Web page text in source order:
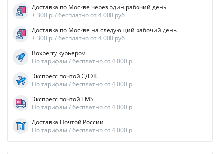
Доставка по Москве через один рабочий день
+ 300 р. / бесплатно от 4 000 руб
Доставка по Москве на следующий рабочий день
+ 300 р. / бесплатно от 4 000 руб
Boxberry курьером
По тарифам / бесплатно от 4 000 р.
Экспресс почтой СДЭК
По тарифам / бесплатно от 4 000 р.
Экспресс почтой EMS
По тарифам / бесплатно от 4 000 р.
Доставка Почтой России
По тарифам / бесплатно от 4 000 р.